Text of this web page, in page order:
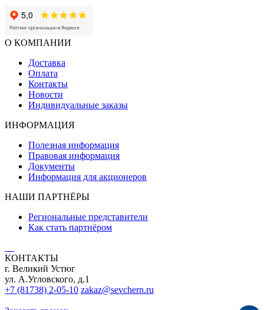
О КОМПАНИИ
Доставка
Оплата
Контакты
Новости
Индивидуальные заказы
ИНФОРМАЦИЯ
Полезная информация
Правовая информация
Документы
Информация для акционеров
НАШИ ПАРТНЁРЫ
Региональные представители
Как стать партнёром
КОНТАКТЫ
г. Великий Устюг
ул. А.Угловского, д.1
+7 (81738) 2-05-10 zakaz@sevchern.ru